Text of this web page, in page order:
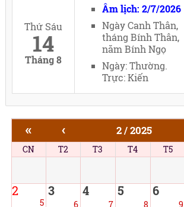
Thứ Sáu
14
Tháng 8
Âm lịch: 2/7/2026
Ngày Canh Thân,
tháng Bính Thân,
năm Bính Ngọ
Ngày: Thường.
Trực: Kiến
« ‹ 2 / 2025
CN T2 T3 T4 T5
2
5
3
6
4
7
5
8
6
9